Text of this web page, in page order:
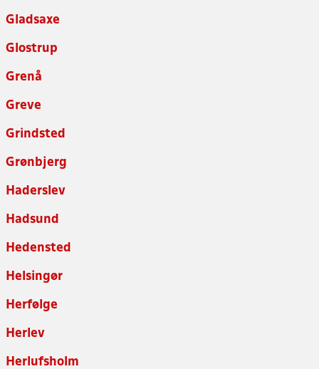
Gladsaxe
Glostrup
Grenå
Greve
Grindsted
Grønbjerg
Haderslev
Hadsund
Hedensted
Helsingør
Herfølge
Herlev
Herlufsholm